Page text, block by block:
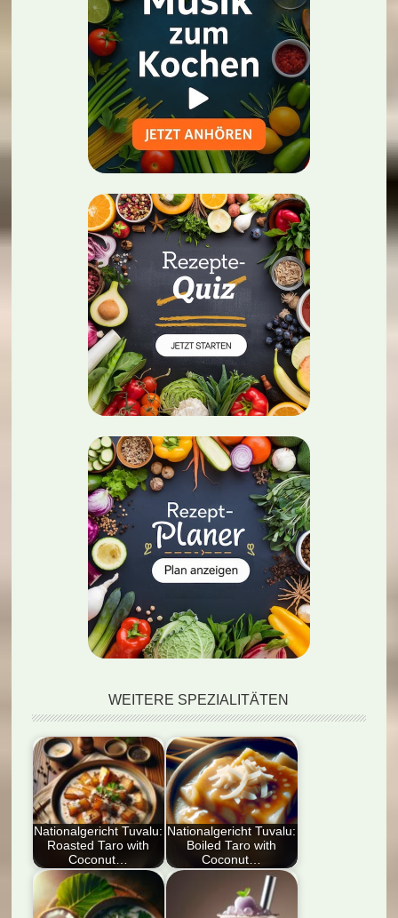
WEITERE SPEZIALITÄTEN
Nationalgericht Tuvalu:
Roasted Taro with
Coconut…
Entdecken Sie das
köstliche
Nationalgericht Tuvalu:
Boiled Taro with
Coconut…
Entdecken Sie das
Nationalgericht Tuvalu: